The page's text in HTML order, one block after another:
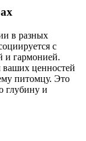
в разных
с
и гармонией.
ценностей
питомцу. Это
глубину и